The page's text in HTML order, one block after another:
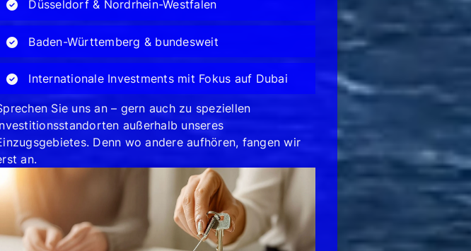
Düsseldorf & Nordrhein-Westfalen
Baden-Württemberg & bundesweit
Internationale Investments mit Fokus auf Dubai
Sie uns an – gern auch zu speziellen
außerhalb unseres
Denn wo andere aufhören, fangen wir
an.